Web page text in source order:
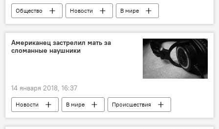
Общество Новости
В мире
"Звездные войны"
музыка ковер
Американец застрелил мать за
сломанные наушники
14 января 2018, 16:37
Новости В мире
Происшествия
США
убийство мать
сын